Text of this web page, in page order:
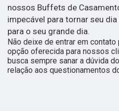
nossos Buffets de
impecável para tornar seu
para o seu grande dia.
Não deixe de entrar em
opção oferecida para nossos
busca sempre sanar a dúvida
relação aos questionamentos